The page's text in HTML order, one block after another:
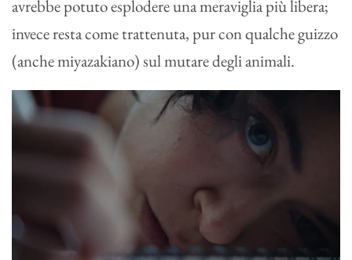
avrebbe potuto esplodere una meraviglia più libera;
invece resta come trattenuta, pur con qualche guizzo
(anche miyazakiano) sul mutare degli animali.